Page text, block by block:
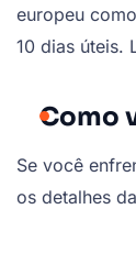
europeu
10 dias úteis.
Como
Se você
os detalhes